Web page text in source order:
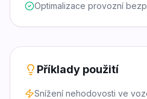
Optimalizace provozní
Příklady použití
Snížení nehodovosti ve